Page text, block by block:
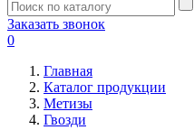
Заказать звонок
0
Главная
Каталог продукции
Метизы
Гвозди